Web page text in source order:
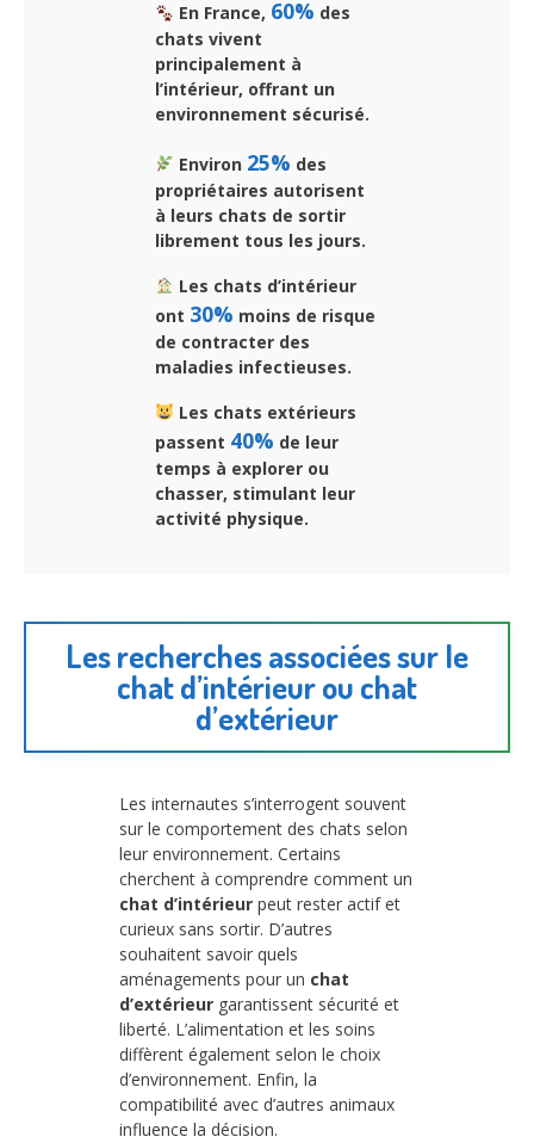
En France, 60% des
chats vivent
principalement à
l’intérieur, offrant un
environnement sécurisé.
Environ 25% des
propriétaires autorisent
à leurs chats de sortir
librement tous les jours.
Les chats d’intérieur
ont 30% moins de risque
de contracter des
maladies infectieuses.
Les chats extérieurs
passent 40% de leur
temps à explorer ou
chasser, stimulant leur
activité physique.
Les recherches associées sur le
chat d’intérieur ou chat
d’extérieur
Les internautes s’interrogent souvent
sur le comportement des chats selon
leur environnement. Certains
cherchent à comprendre comment un
chat d’intérieur peut rester actif et
curieux sans sortir. D’autres
souhaitent savoir quels
aménagements pour un chat
d’extérieur garantissent sécurité et
liberté. L’alimentation et les soins
diffèrent également selon le choix
d’environnement. Enfin, la
compatibilité avec d’autres animaux
influence la décision.